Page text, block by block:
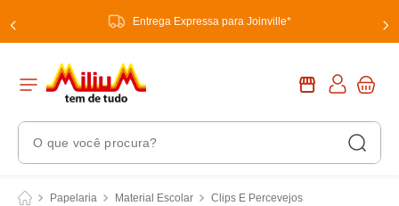
Entrega Expressa para Joinville*
O que você procura?
Papelaria Material Escolar Clips E Percevejos
Termos Mais Buscados